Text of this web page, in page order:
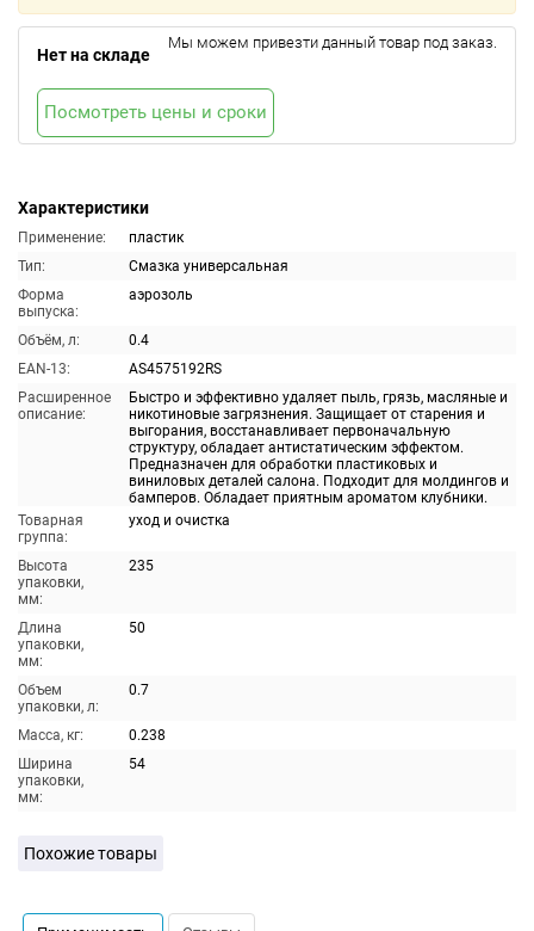
Характеристики
Применение:
пластик
Тип:
Смазка универсальная
Форма
выпуска:
аэрозоль
Объём, л:
0.4
EAN-13:
AS4575192RS
Расширенное
описание:
Быстро и эффективно удаляет пыль, грязь, масляные и
никотиновые загрязнения. Защищает от старения и
выгорания, восстанавливает первоначальную
структуру, обладает антистатическим эффектом.
Предназначен для обработки пластиковых и
виниловых деталей салона. Подходит для молдингов и
бамперов. Обладает приятным ароматом клубники.
Товарная
группа:
уход и очистка
Высота
упаковки,
мм:
235
Длина
упаковки,
мм:
50
Объем
упаковки, л:
0.7
Масса, кг:
0.238
Ширина
упаковки,
мм:
54
Нет на складе
Мы можем привезти данный товар под заказ.
Посмотреть цены и сроки
Похожие товары